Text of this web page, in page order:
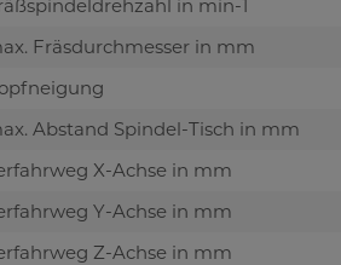
in min-1
Fräsdurchmesser in mm
Abstand Spindel-Tisch in mm
X-Achse in mm
Y-Achse in mm
Z-Achse in mm